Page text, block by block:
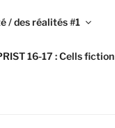
/ des réalités #1
16-17 : Cells fiction